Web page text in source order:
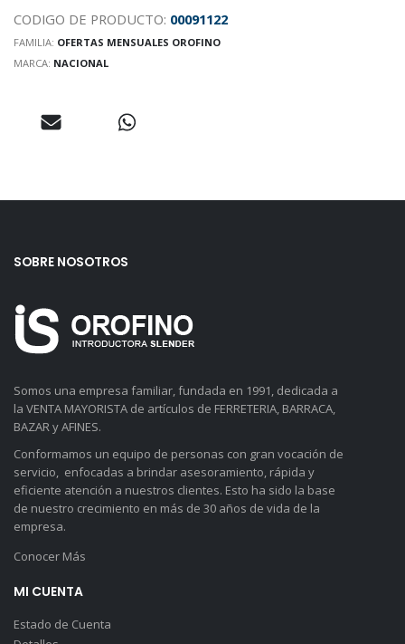
CODIGO DE PRODUCTO: 00091122
FAMILIA: OFERTAS MENSUALES OROFINO
MARCA: NACIONAL
SOBRE NOSOTROS
Somos una empresa familiar, fundada en 1991, dedicada a
la VENTA MAYORISTA de artículos de FERRETERIA, BARRACA,
BAZAR y AFINES.
Conformamos un equipo de personas con gran vocación de
servicio, enfocadas a brindar asesoramiento, rápida y
eficiente atención a nuestros clientes. Esto ha sido la base
de nuestro crecimiento en más de 30 años de vida de la
empresa.
Conocer Más
MI CUENTA
Estado de Cuenta